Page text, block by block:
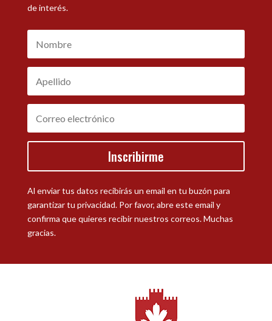
de interés.
Inscribirme
Al enviar tus datos recibirás un email en tu buzón para
garantizar tu privacidad. Por favor, abre este email y
confirma que quieres recibir nuestros correos. Muchas
gracias.